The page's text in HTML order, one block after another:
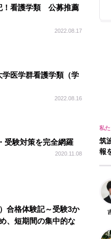
！看護学類 公募推薦
2022.08.17
学医学群看護学類（学
2022.08.16
受験対策を完全網羅
2020.11.08
合格体験記～受験3か
、短期間の集中的な
筑
報